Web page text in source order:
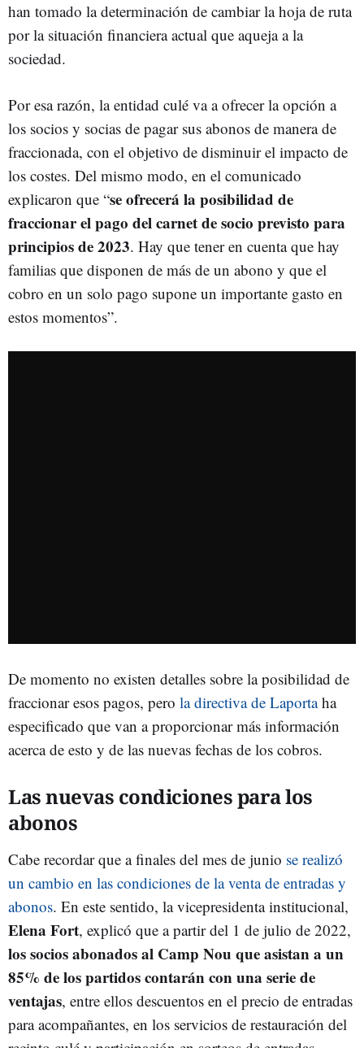
han tomado la determinación de cambiar la hoja de ruta
por la situación financiera actual que aqueja a la
sociedad.
Por esa razón, la entidad culé va a ofrecer la opción a
los socios y socias de pagar sus abonos de manera de
fraccionada, con el objetivo de disminuir el impacto de
los costes. Del mismo modo, en el comunicado
explicaron que “se ofrecerá la posibilidad de
fraccionar el pago del carnet de socio previsto para
principios de 2023. Hay que tener en cuenta que hay
familias que disponen de más de un abono y que el
cobro en un solo pago supone un importante gasto en
estos momentos”.
De momento no existen detalles sobre la posibilidad de
fraccionar esos pagos, pero la directiva de Laportaha
especificado que van a proporcionar más información
acerca de esto y de las nuevas fechas de los cobros.
Las nuevas condiciones para los
abonos
Cabe recordar que a finales del mes de junio se realizó
un cambio en las condiciones de la venta de entradas y
abonos. En este sentido, la vicepresidenta institucional,
Elena Fort, explicó que a partir del 1 de julio de 2022,
los socios abonados al Camp Nou que asistan a un
85% de los partidos contarán con una serie de
ventajas, entre ellos descuentos en el precio de entradas
para acompañantes, en los servicios de restauración del